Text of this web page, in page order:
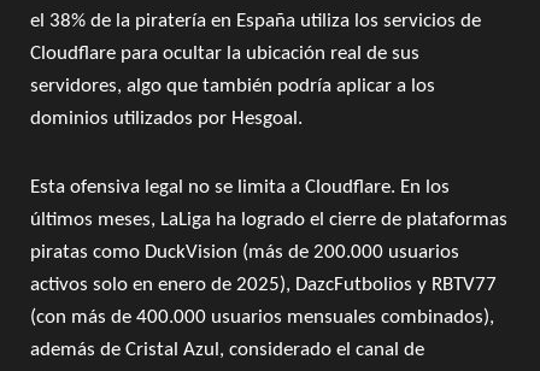
el 38% de la piratería en España utiliza los servicios de
Cloudflare para ocultar la ubicación real de sus
servidores, algo que también podría aplicar a los
dominios utilizados por Hesgoal.
Esta ofensiva legal no se limita a Cloudflare. En los
últimos meses, LaLiga ha logrado el cierre de plataformas
piratas como DuckVision (más de 200.000 usuarios
activos solo en enero de 2025), DazcFutbolios y RBTV77
(con más de 400.000 usuarios mensuales combinados),
además de Cristal Azul, considerado el canal de